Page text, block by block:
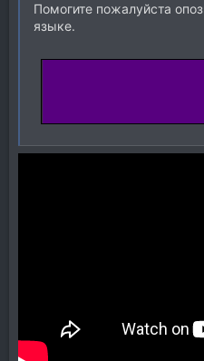
Помогите пожалуйста
языке.